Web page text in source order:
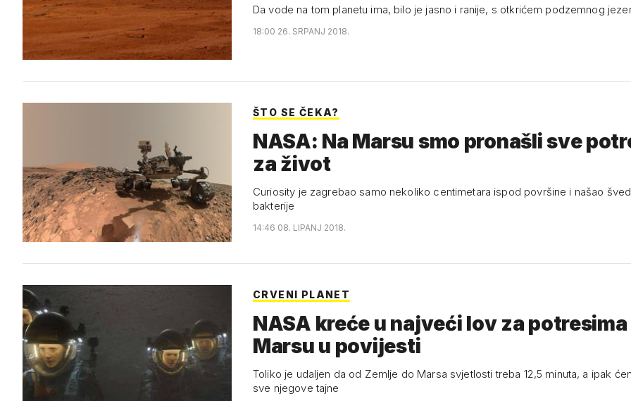
Da vode na tom planetu ima, bilo je jasno i ranije, s otkrićem podzemnog
18:00 26. SRPANJ 2018.
ŠTO SE ČEKA?
NASA: Na Marsu smo pronašli sve
za život
Curiosity je zagrebao samo nekoliko centimetara ispod površine i našao
bakterije
14:46 08. LIPANJ 2018.
CRVENI PLANET
NASA kreće u najveći lov za potresima
Marsu u povijesti
Toliko je udaljen da od Zemlje do Marsa svjetlosti treba 12,5 minuta, a ipak
sve njegove tajne